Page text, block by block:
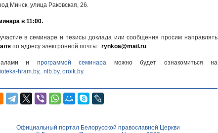
Минск, улица Раковская, 26.
в 11:00.
в семинаре и тезисы доклада или сообщения просим направлять
по адресу электронной почты: rynkoa@mail.ru
и программой семинара можно будет ознакомиться на
hram.by, nlb.by, oroik.by.
Официальный портал Белорусской православной Церкви